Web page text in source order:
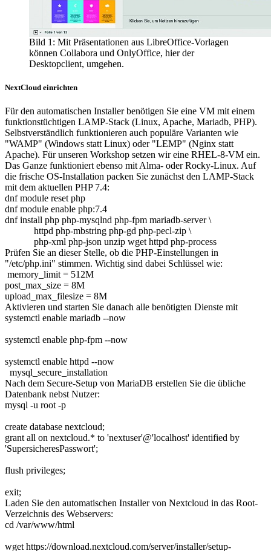
Bild 1: Mit Präsentationen aus LibreOffice-Vorlagen
können Collabora und OnlyOffice, hier der
Desktopclient, umgehen.
NextCloud einrichten
Für den automatischen Installer benötigen Sie eine VM mit einem
funktionstüchtigen LAMP-Stack (Linux, Apache, Mariadb, PHP).
Selbstverständlich funktionieren auch populäre Varianten wie
"WAMP" (Win­dows statt Linux) oder "LEMP" (Nginx statt
Apache). Für unseren Workshop setzen wir eine RHEL-8-VM ein.
Das Ganze funktioniert ebenso mit Alma- oder Rocky-Linux. Auf
die frische OS-Installation packen Sie zunächst den LAMP-Stack
mit dem aktuellen PHP 7.4:
dnf module reset php
dnf module enable php:7.4
dnf install php php-mysqlnd php-fpm mariadb-server \
httpd php-mbstring php-gd php-pecl-zip \
php-xml php-json unzip wget httpd php-process
Prüfen Sie an dieser Stelle, ob die PHP-Einstellungen in
"/etc/php.ini" stimmen. Wichtig sind dabei Schlüssel wie:
memory_limit = 512M
post_max_size = 8M
upload_max_filesize = 8M
Aktivieren und starten Sie danach alle benötigten Dienste mit
systemctl enable mariadb --now
systemctl enable php-fpm --now
systemctl enable httpd --now
mysql_secure_installation
Nach dem Secure-Setup von MariaDB erstellen Sie die übliche
Datenbank nebst Nutzer:
mysql -u root -p
create database nextcloud;
grant all on nextcloud.* to 'nextuser'@'localhost' identified by
'SupersicheresPasswort';
flush privileges;
exit;
Laden Sie den automatischen Installer von Nextcloud in das Root-
Verzeichnis des Webservers:
cd /var/www/html
wget https://download.nextcloud.com/server/installer/setup-